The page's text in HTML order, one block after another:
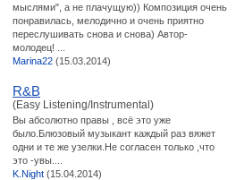
мыслями", а не плачущую)) Композиция очень
понравилась, мелодично и очень приятно
переслушивать снова и снова) Автор-
молодец! ...
Marina22 (15.03.2014)
R&B
(Easy Listening/Instrumental)
Вы абсолютно правы , всё это уже
было.Блюзовый музыкант каждый раз вяжет
одни и те же узелки.Не согласен только ,что
это -увы....
K.Night (15.04.2014)